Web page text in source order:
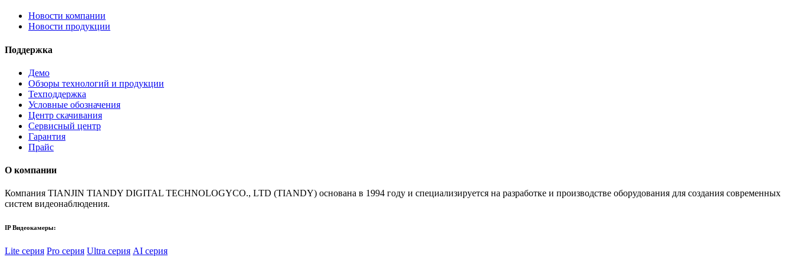
Новости компании
Новости продукции
Поддержка
Демо
Обзоры технологий и продукции
Техподдержка
Условные обозначения
Центр скачивания
Сервисный центр
Гарантия
Прайс
О компании
Компания TIANJIN TIANDY DIGITAL TECHNOLOGYCO., LTD (TIANDY) основана в 1994 году и специализируется на разработке и производстве оборудования для создания современных
систем видеонаблюдения.
IP Видеокамеры:
Lite серия Pro серия Ultra серия AI серия